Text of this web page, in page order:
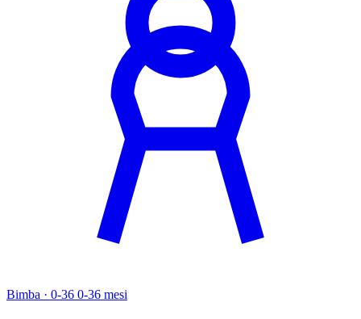
Bimba · 0-36 0-36 mesi